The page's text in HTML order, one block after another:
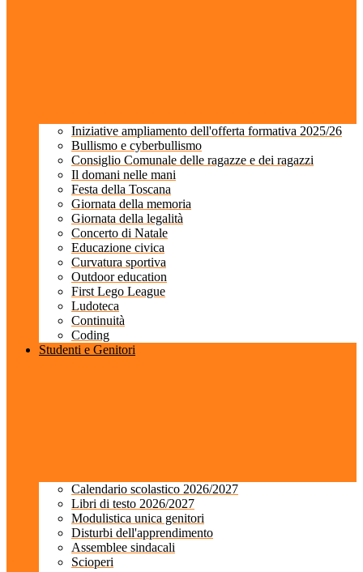
Iniziative ampliamento dell'offerta formativa 2025/26
Bullismo e cyberbullismo
Consiglio Comunale delle ragazze e dei ragazzi
Il domani nelle mani
Festa della Toscana
Giornata della memoria
Giornata della legalità
Concerto di Natale
Educazione civica
Curvatura sportiva
Outdoor education
First Lego League
Ludoteca
Continuità
Coding
Studenti e Genitori
Calendario scolastico 2026/2027
Libri di testo 2026/2027
Modulistica unica genitori
Disturbi dell'apprendimento
Assemblee sindacali
Scioperi